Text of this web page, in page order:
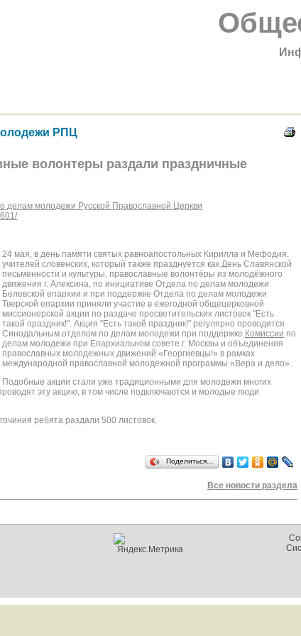
РПЦ
волонтеры раздали праздничные
делам молодежи Русской Православной Церкви
24 мая, в день памяти святых равноапостольных Кирилла и Мефодия,
учителей словенских, который также празднуется как День Славянской
письменности и культуры, православные волонтёры из молодёжного
движения г. Алексина, по инициативе Отдела по делам молодежи
Белевской епархии и при поддержке Отдела по делам молодежи
Тверской епархии приняли участие в ежегодной общецерковной
миссионерской акции по раздаче просветительских листовок "Есть
такой праздник!". Акция "Есть такой праздник!" регулярно проводится
Синодальным отделом по делам молодежи при поддержке Комиссии по
делам молодежи при Епархиальном совете г. Москвы и объединения
православных молодежных движений «Георгиевцы!» в рамках
международной православной молодежной программы «Вера и дело».
Подобные акции стали уже традиционными для молодежи многих
эту акцию, в том числе подключаются и молодые люди
ребята раздали 500 листовок.
Поделиться…
Все новости раздела